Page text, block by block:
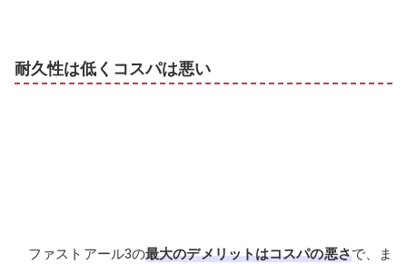
耐久性は低くコスパは悪い
ファストアール3の最大のデメリットはコスパの悪さで、ま